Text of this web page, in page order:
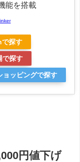
能を搭載
探す
で探す
ョッピングで探す
円値下げ